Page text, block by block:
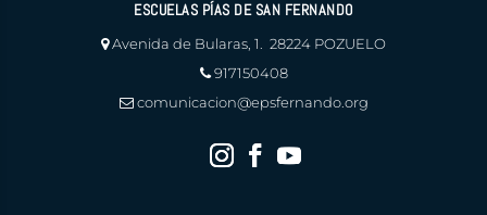
ESCUELAS PÍAS DE SAN FERNANDO
Avenida de Bularas, 1. 28224 POZUELO
917150408
comunicacion@epsfernando.org